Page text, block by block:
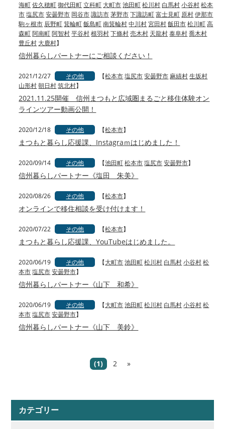
海町佐久穂町御代田町立科町 大町市池田町松川村 白馬村小谷村松本
市塩尻市安曇野市 岡谷市諏訪市茅野市下諏訪町富士見町 原村伊那市
駒ヶ根市 辰野町箕輪町飯島町南箕輪村中川村宮田村飯田市松川町高
森町阿南町阿智村平谷村根羽村下條村売木村 天龍村泰阜村喬木村
豊丘村 大鹿村】
信州暮らしパートナーにご相談ください！
2021/12/27 その他 【松本市塩尻市安曇野市 麻績村生坂村
山形村朝日村筑北村】
2021.11.25開催 信州まつもと広域圏まるごと移住体験オン
ラインツアー動画公開！
2020/12/18 その他 【松本市】
まつもと暮らし応援課、Instagraｍはじめました！
2020/09/14 その他 【池田町松本市塩尻市安曇野市】
信州暮らしパートナー《塩田 朱美》
2020/08/26 その他 【松本市】
オンラインで移住相談を受け付けます！
2020/07/22 その他 【松本市】
まつもと暮らし応援課、YouTubeはじめました。
2020/06/19 その他 【大町市池田町松川村 白馬村小谷村松
本市塩尻市安曇野市】
信州暮らしパートナー《山下 和希》
2020/06/19 その他 【大町市池田町松川村 白馬村小谷村松
本市塩尻市安曇野市】
信州暮らしパートナー《山下 美鈴》
(1) 2 »
カテゴリー